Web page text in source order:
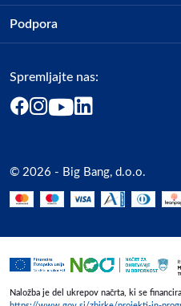
Odgovorna oseba v EU
3mk
Slike o varnosti izdelka
Obvestila za javnost
Akt o digitalnih storitvah
Marketplace za partnerje
Novosti
Storitve
Dostava, vnos in odvoz
Zavarovanje izdelkov
Podpora
Marketplace
Kako oddati naročilo?
Spremljajte nas:
© 2026 - Big Bang, d.o.o.
Naložba je del ukrepov načrta, ki se